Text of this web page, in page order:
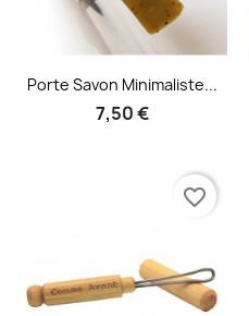
Aperçu rapide
Porte Savon Minimaliste...
7,50 €
favorite_border